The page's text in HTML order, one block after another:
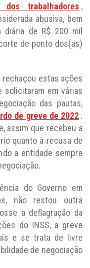
trabalhadores ,
abusiva, bem
diária de R$ 200 mil
de ponto dos(as)
rechaçou estas ações
em várias
das pautas,
de greve de 2022 .
assim que recebeu a
quanto à recusa de
a entidade sempre
do Governo em
não restou outra
a deflagração da
do INSS, a greve
e se trata de livre
de negociação